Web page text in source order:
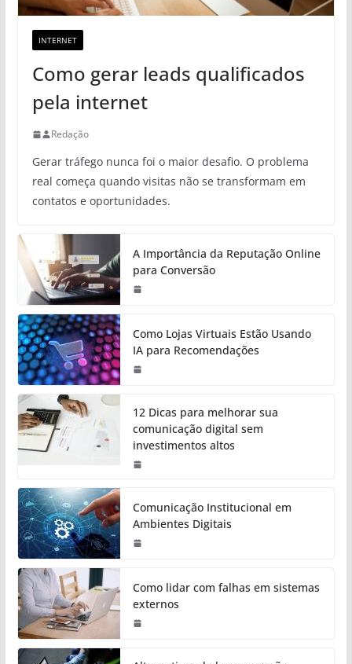
INTERNET
Como gerar leads qualificados
pela internet
Redação
Gerar tráfego nunca foi o maior desafio. O problema
real começa quando visitas não se transformam em
contatos e oportunidades.
A Importância da Reputação Online
para Conversão
Como Lojas Virtuais Estão Usando
IA para Recomendações
12 Dicas para melhorar sua
comunicação digital sem
investimentos altos
Comunicação Institucional em
Ambientes Digitais
Como lidar com falhas em sistemas
externos